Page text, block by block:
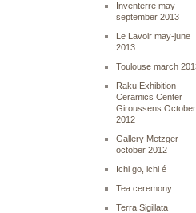
Inventerre may-
september 2013
Le Lavoir may-june
2013
Toulouse march
Raku Exhibition
Ceramics Center
Giroussens October
2012
Gallery Metzger
october 2012
Ichi go, ichi é
Tea ceremony
Terra Sigillata